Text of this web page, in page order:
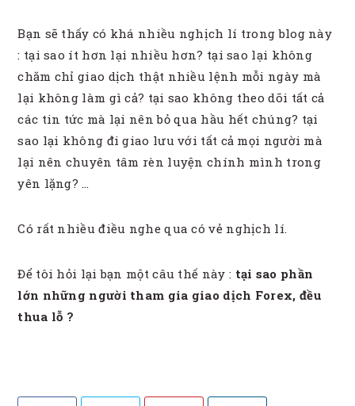
Bạn sẽ thấy có khá nhiều nghịch lí trong blog này
: tại sao ít hơn lại nhiều hơn? tại sao lại không
chăm chỉ giao dịch thật nhiều lệnh mỗi ngày mà
lại không làm gì cả? tại sao không theo dõi tất cả
các tin tức mà lại nên bỏ qua hầu hết chúng? tại
sao lại không đi giao lưu với tất cả mọi người mà
lại nên chuyên tâm rèn luyện chính mình trong
yên lặng? …
Có rất nhiều điều nghe qua có vẻ nghịch lí.
Để tôi hỏi lại bạn một câu thế này : tại sao phần
lớn những người tham gia giao dịch Forex, đều
thua lỗ ?